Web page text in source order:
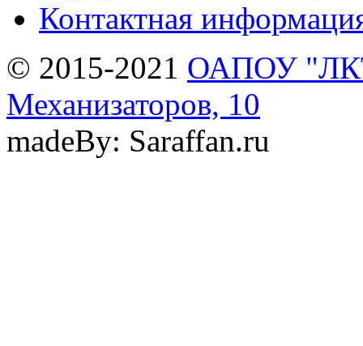
Контактная
© 2015-2021 ОАПОУ
Механизаторов, 10
madeBy: Saraffan.ru